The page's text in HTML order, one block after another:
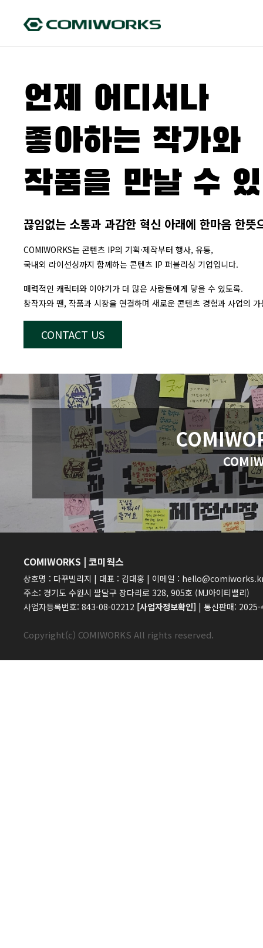
언제 어디서나
좋아하는 작가와
작품을 만날 수
끊임없는 소통과 과감한 혁신 아래에 한마음 한뜻
COMIWORKS는 콘텐츠 IP의 기획·제작부터 행사, 유통,
국내외 라이선싱까지 함께하는 콘텐츠 IP 퍼블리싱 기업입니다.
매력적인 캐릭터와 이야기가 더 많은 사람들에게 닿을 수 있도록.
창작자와 팬, 작품과 시장을 연결하며 새로운 콘텐츠 경험과 사업의
CONTACT US
COMIWORKS | 코미웍스
상호명 : 다꾸빌리지 | 대표 : 김대홍 | 이메일 :
주소: 경기도 수원시 팔달구 장다리로 328, 905호 (MJ아이티밸리)
사업자등록번호: 843-08-02212 [사업자정보확인] | 통신판매:
Copyright(c) COMIWORKS All rights reserved.